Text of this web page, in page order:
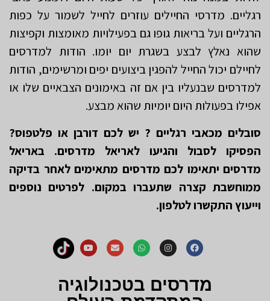
רגליים. מדרסי החיילים עוזרים לחייל לשמור על כפות
הרגליים ועל בריאות גופו גם בפעילויות מאומצות וקפיצות
שהוא נאלץ לבצע בשגרת יום יומו. הודות למדרסים
לחיילם יכול החייל להפגין ביצועים יפים ומרשימים, הודות
למדרסים שבנעליו בין אם זה באימונים הצבאיים שלו או
אפילו בפעולות היום יומיות שהוא מבצע.
סובלים מכאבי רגליים ? יש לכם דורבן או פלטפוס?
הפסיקו לסבול והגיעו לאריאל מדרסים. באריאל
מדרסים יתאימו לכם מדרסים מתאימים לאחר בדיקה
ממוחשבת קצרה שתעברו במקום. לפרטים נוספים
וייעוץ התקשרו לטלפון.
מדרסים בטכנולוגיה